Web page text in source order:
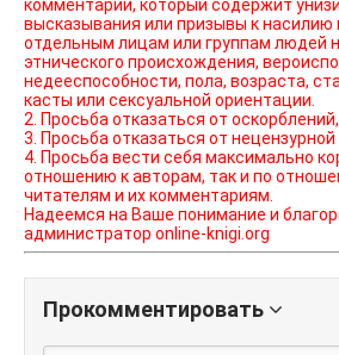
комментарий, который содержит
высказывания или призывы к
отдельным лицам или группам людей
этнического происхождения,
недееспособности, пола, возраста,
касты или сексуальной ориентации.
2. Просьба отказаться от оскорблений,
3. Просьба отказаться от нецензурной
4. Просьба вести себя максимально
отношению к авторам, так и по
читателям и их комментариям.
Надеемся на Ваше понимание и
администратор online-knigi.org
Прокомментировать